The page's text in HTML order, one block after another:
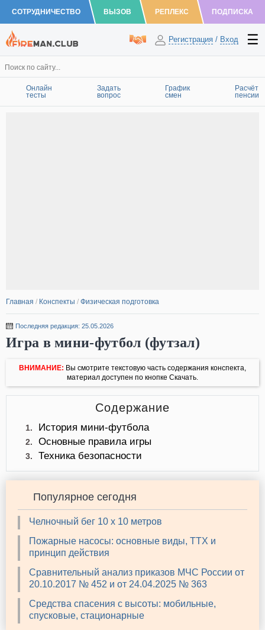
СОТРУДНИЧЕСТВО ВЫЗОВ РЕПЛЕКС ПОДПИСКА
Регистрация / Вход
Онлайн
тесты
Задать
вопрос
График
смен
Расчёт
пенсии
Главная / Конспекты / Физическая подготовка
Последняя редакция: 25.05.2026
Игра в мини-футбол (футзал)
ВНИМАНИЕ: Вы смотрите текстовую часть содержания конспекта,
материал доступен по кнопке Скачать.
Содержание
1. История мини-футбола
2. Основные правила игры
3. Техника безопасности
Популярное сегодня
Челночный бег 10 х 10 метров
Пожарные насосы: основные виды, ТТХ и
принцип действия
Сравнительный анализ приказов МЧС России от
20.10.2017 № 452 и от 24.04.2025 № 363
Средства спасения с высоты: мобильные,
спусковые, стационарные